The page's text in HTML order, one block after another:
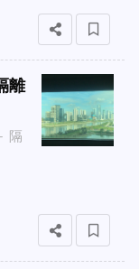
離
隔